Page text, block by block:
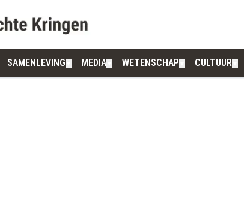
SAMENLEVING MEDIA WETENSCHAP CULTUUR